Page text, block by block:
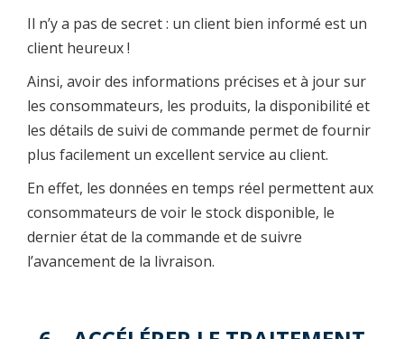
Il n’y a pas de secret : un client bien informé est un
client heureux !
Ainsi, avoir des informations précises et à jour sur
les consommateurs, les produits, la disponibilité et
les détails de suivi de commande permet de fournir
plus facilement un excellent service au client.
En effet, les données en temps réel permettent aux
consommateurs de voir le stock disponible, le
dernier état de la commande et de suivre
l’avancement de la livraison.